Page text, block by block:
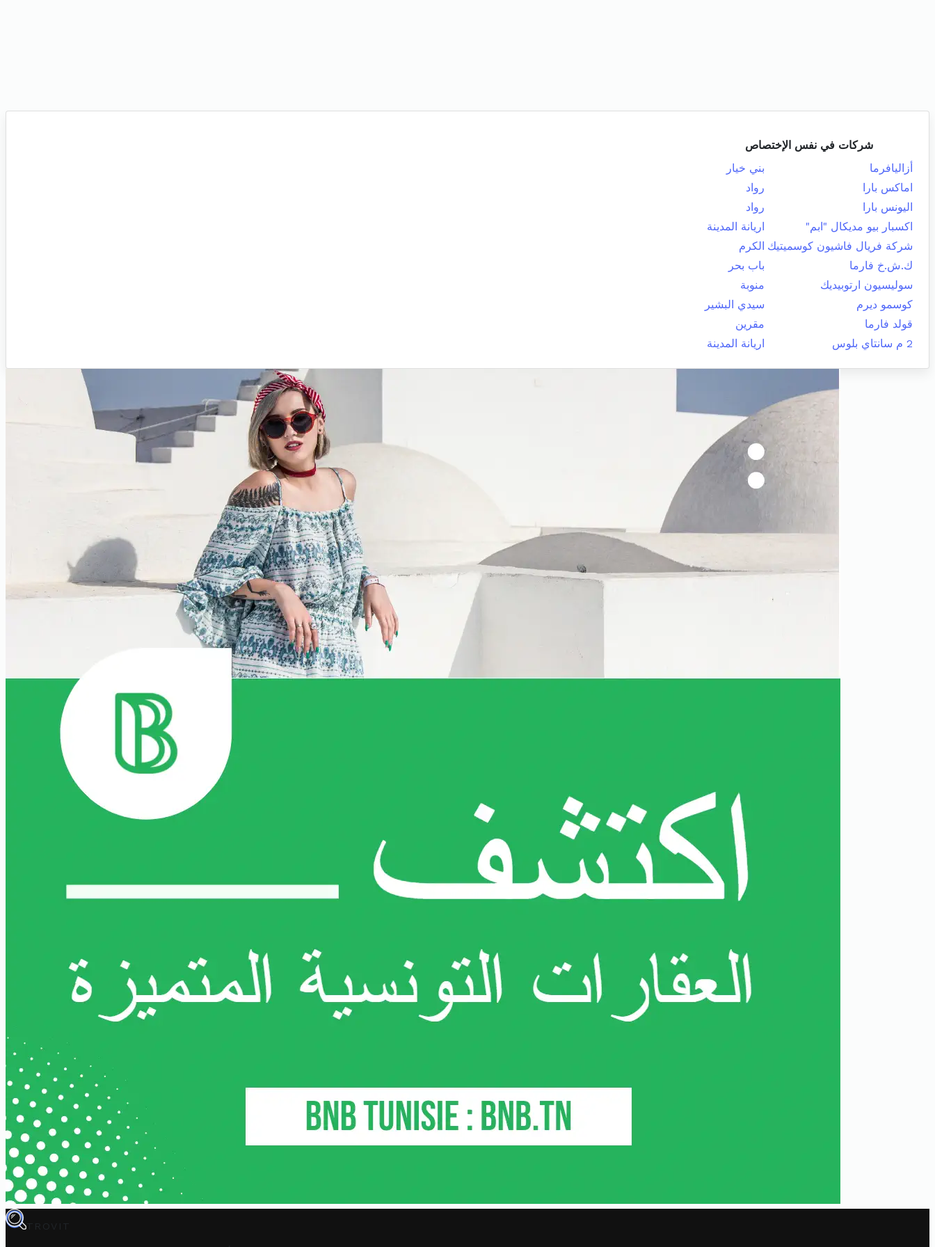
شركات في نفس الإختصاص
أزاليافرما
بني خيار
اماكس بارا
رواد
اليونس بارا
رواد
اكسبار بيو مديكال "ابم"
اريانة المدينة
شركة فريال فاشيون كوسميتيك الكرم
ك.ش.خ فارما
باب بحر
سوليسيون ارتوبيديك
منوبة
كوسمو ديرم
سيدي البشير
قولد فارما
مقرين
2 م سانتاي بلوس
اريانة المدينة
TROVIT